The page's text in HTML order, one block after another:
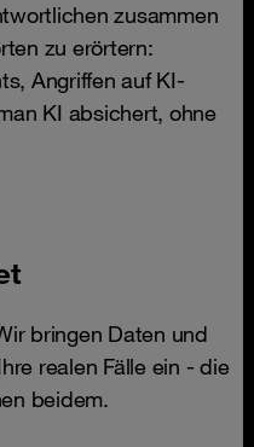
zusammen
zu erörtern:
Angriffen auf KI-
KI absichert, ohne
bringen Daten und
realen Fälle ein - die
beidem.